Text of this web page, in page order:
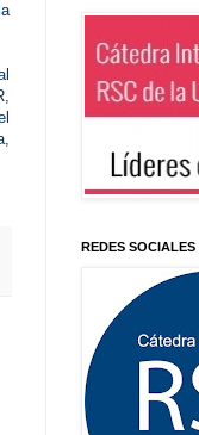
REDES SOCIALES